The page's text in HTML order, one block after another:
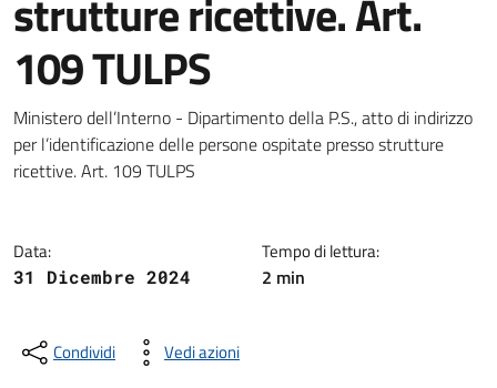
strutture ricettive. Art.
109 TULPS
Dettagli della notizia
Ministero dell’Interno - Dipartimento della P.S., atto di indirizzo
per l’identificazione delle persone ospitate presso strutture
ricettive. Art. 109 TULPS
Data:
31 Dicembre 2024
Tempo di lettura:
2 min
Condividi Vedi azioni